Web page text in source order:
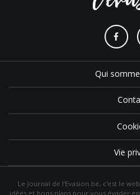
Qui
Vie
Le Journal de l'Evasion.be, c'est le
idées et bons plans pour vous évader en